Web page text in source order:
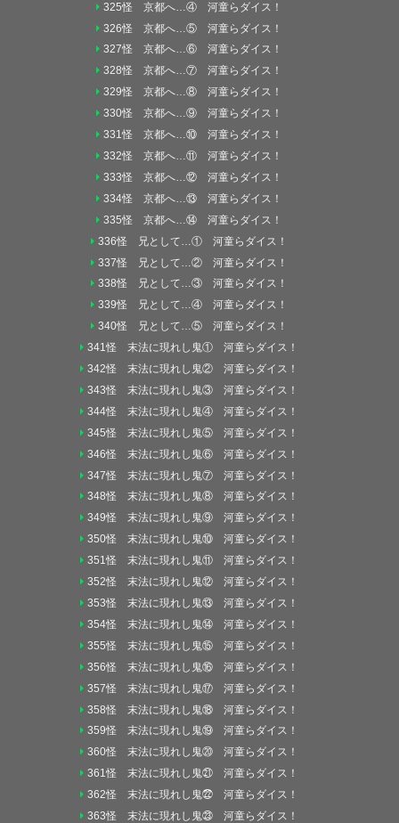
325怪 京都へ…④ 河童らダイス！
326怪 京都へ…⑤ 河童らダイス！
327怪 京都へ…⑥ 河童らダイス！
328怪 京都へ…⑦ 河童らダイス！
329怪 京都へ…⑧ 河童らダイス！
330怪 京都へ…⑨ 河童らダイス！
331怪 京都へ…⑩ 河童らダイス！
332怪 京都へ…⑪ 河童らダイス！
333怪 京都へ…⑫ 河童らダイス！
334怪 京都へ…⑬ 河童らダイス！
335怪 京都へ…⑭ 河童らダイス！
336怪 兄として…① 河童らダイス！
337怪 兄として…② 河童らダイス！
338怪 兄として…③ 河童らダイス！
339怪 兄として…④ 河童らダイス！
340怪 兄として…⑤ 河童らダイス！
341怪 末法に現れし鬼① 河童らダイス！
342怪 末法に現れし鬼② 河童らダイス！
343怪 末法に現れし鬼③ 河童らダイス！
344怪 末法に現れし鬼④ 河童らダイス！
345怪 末法に現れし鬼⑤ 河童らダイス！
346怪 末法に現れし鬼⑥ 河童らダイス！
347怪 末法に現れし鬼⑦ 河童らダイス！
348怪 末法に現れし鬼⑧ 河童らダイス！
349怪 末法に現れし鬼⑨ 河童らダイス！
350怪 末法に現れし鬼⑩ 河童らダイス！
351怪 末法に現れし鬼⑪ 河童らダイス！
352怪 末法に現れし鬼⑫ 河童らダイス！
353怪 末法に現れし鬼⑬ 河童らダイス！
354怪 末法に現れし鬼⑭ 河童らダイス！
355怪 末法に現れし鬼⑮ 河童らダイス！
356怪 末法に現れし鬼⑯ 河童らダイス！
357怪 末法に現れし鬼⑰ 河童らダイス！
358怪 末法に現れし鬼⑱ 河童らダイス！
359怪 末法に現れし鬼⑲ 河童らダイス！
360怪 末法に現れし鬼⑳ 河童らダイス！
361怪 末法に現れし鬼㉑ 河童らダイス！
362怪 末法に現れし鬼㉒ 河童らダイス！
363怪 末法に現れし鬼㉓ 河童らダイス！